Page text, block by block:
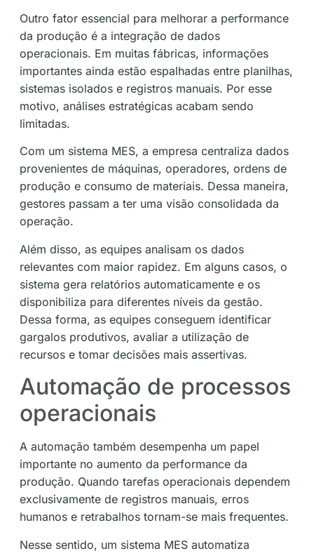
Outro fator essencial para melhorar a performance
da produção é a integração de dados
operacionais. Em muitas fábricas, informações
importantes ainda estão espalhadas entre planilhas,
sistemas isolados e registros manuais. Por esse
motivo, análises estratégicas acabam sendo
limitadas.
Com um sistema MES, a empresa centraliza dados
provenientes de máquinas, operadores, ordens de
produção e consumo de materiais. Dessa maneira,
gestores passam a ter uma visão consolidada da
operação.
Além disso, as equipes analisam os dados
relevantes com maior rapidez. Em alguns casos, o
sistema gera relatórios automaticamente e os
disponibiliza para diferentes níveis da gestão.
Dessa forma, as equipes conseguem identificar
gargalos produtivos, avaliar a utilização de
recursos e tomar decisões mais assertivas.
Automação de processos
operacionais
A automação também desempenha um papel
importante no aumento da performance da
produção. Quando tarefas operacionais dependem
exclusivamente de registros manuais, erros
humanos e retrabalhos tornam-se mais frequentes.
Nesse sentido, um sistema MES automatiza